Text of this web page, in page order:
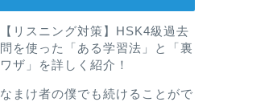
【リスニング対策】HSK4級過去
問を使った「ある学習法」と「裏
ワザ」を詳しく紹介！
なまけ者の僕でも続けることがで